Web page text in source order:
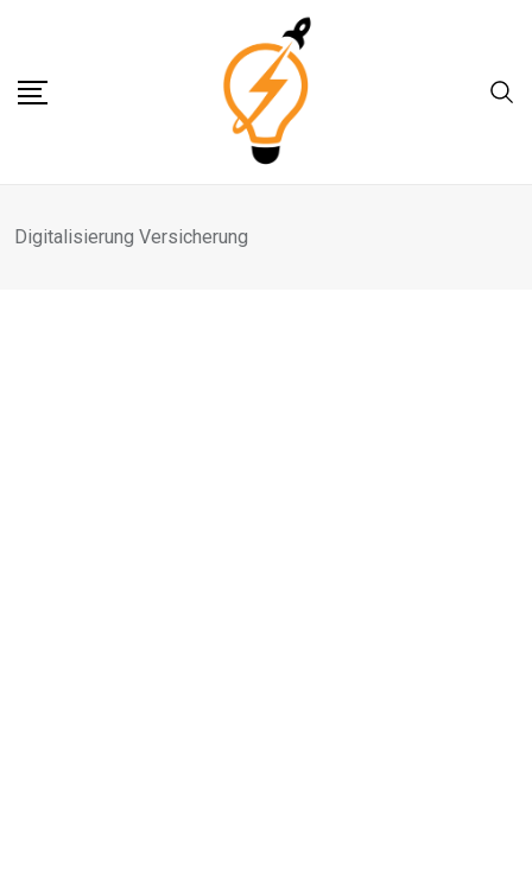
content
Digitalisierung Versicherung